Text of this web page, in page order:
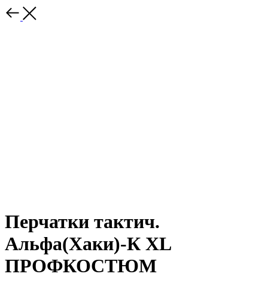
Перчатки тактич.
Альфа(Хаки)-К XL
ПРОФКОСТЮМ